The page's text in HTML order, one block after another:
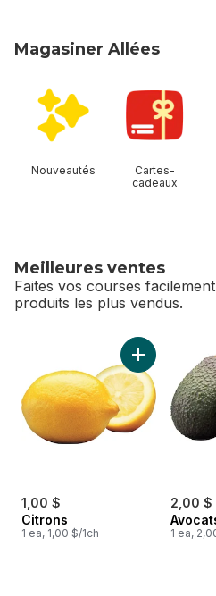
Magasiner Allées
Nouveautés
Cartes-
cadeaux
Meilleures ventes
Faites vos courses
produits les plus vendus.
sauter Meilleures ventes
1,00 $
Citrons
1 ea, 1,00 $/1ch
Ajouter
2,00 $
1 ea,